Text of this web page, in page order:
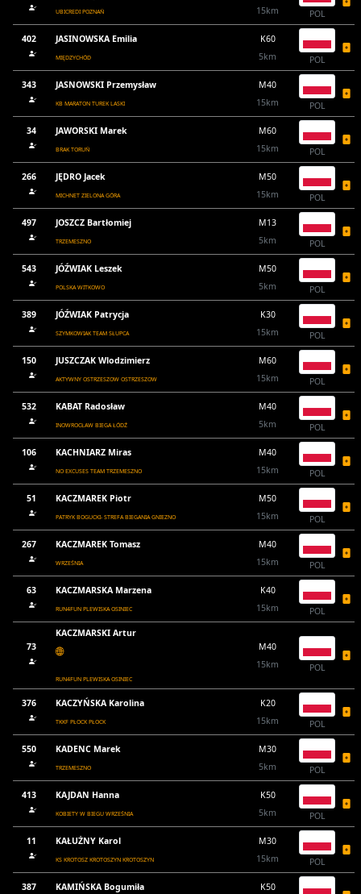
UBICREDI POZNAŃ
15km
POL
402 JASINOWSKA Emilia
MIĘDZYCHÓD
K60
5km
POL
343 JASNOWSKI Przemysław
KB MARATON TUREK LASKI
M40
15km
POL
34 JAWORSKI Marek
BRAK TORUŃ
M60
15km
POL
266 JĘDRO Jacek
MICHNET ZIELONA GÓRA
M50
15km
POL
497 JOSZCZ Bartłomiej
TRZEMESZNO
M13
5km
POL
543 JÓŹWIAK Leszek
POLSKA WITKOWO
M50
5km
POL
389 JÓŹWIAK Patrycja
SZYMKOWIAK TEAM SŁUPCA
K30
15km
POL
150 JUSZCZAK Wlodzimierz
AKTYWNY OSTRZESZOW OSTRZESZOW
M60
15km
POL
532 KABAT Radosław
INOWROCŁAW BIEGA ŁÓDŹ
M40
5km
POL
106 KACHNIARZ Miras
NO EXCUSES TEAM TRZEMESZNO
M40
15km
POL
51 KACZMAREK Piotr
PATRYK BOGUCKI- STREFA BIEGANIA GNIEZNO
M50
15km
POL
267 KACZMAREK Tomasz
WRZEŚNIA
M40
15km
POL
63 KACZMARSKA Marzena
RUN4FUN PLEWISKA OSINIEC
K40
15km
POL
73
KACZMARSKI Artur
RUN4FUN PLEWISKA OSINIEC
M40
15km
POL
376 KACZYŃSKA Karolina
TKKF PŁOCK PŁOCK
K20
15km
POL
550 KADENC Marek
TRZEMESZNO
M30
5km
POL
413 KAJDAN Hanna
KOBIETY W BIEGU WRZEŚNIA
K50
5km
POL
11 KAŁUŻNY Karol
KS KROTOSZ KROTOSZYN KROTOSZYN
M30
15km
POL
387 KAMIŃSKA Bogumiła
K50